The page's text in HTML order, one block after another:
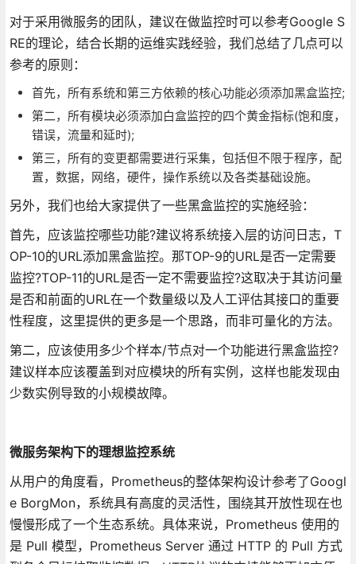
对于采用微服务的团队，建议在做监控时可以参考Google S
RE的理论，结合长期的运维实践经验，我们总结了几点可以
参考的原则：
首先，所有系统和第三方依赖的核心功能必须添加黑盒监控;
第二，所有模块必须添加白盒监控的四个黄金指标(饱和度，
错误，流量和延时);
第三，所有的变更都需要进行采集，包括但不限于程序，配
置，数据，网络，硬件，操作系统以及各类基础设施。
另外，我们也给大家提供了一些黑盒监控的实施经验：
首先，应该监控哪些功能?建议将系统接入层的访问日志，T
OP-10的URL添加黑盒监控。那TOP-9的URL是否一定需要
监控?TOP-11的URL是否一定不需要监控?这取决于其访问量
是否和前面的URL在一个数量级以及人工评估其接口的重要
性程度，这里提供的更多是一个思路，而非可量化的方法。
第二，应该使用多少个样本/节点对一个功能进行黑盒监控?
建议样本应该覆盖到对应模块的所有实例，这样也能发现由
少数实例导致的小规模故障。
微服务架构下的理想监控系统
从用户的角度看，Prometheus的整体架构设计参考了Googl
e BorgMon，系统具有高度的灵活性，围绕其开放性现在也
慢慢形成了一个生态系统。具体来说，Prometheus 使用的
是 Pull 模型，Prometheus Server 通过 HTTP 的 Pull 方式